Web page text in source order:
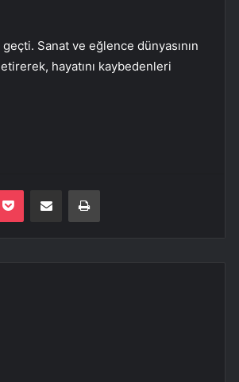
Sanat ve eğlence dünyasının
hayatını kaybedenleri
Pocket E-Posta ile paylaş Yazdır